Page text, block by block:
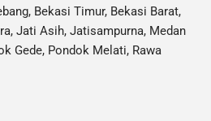
Bekasi Timur, Bekasi Barat,
Jati Asih, Jatisampurna, Medan
Gede, Pondok Melati, Rawa